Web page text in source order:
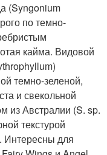
(Syngonium
по темно-
кайма. Видовой
темно-зеленой,
и свекольной
из Австралии (S. sp.
текстурой
Интересны для